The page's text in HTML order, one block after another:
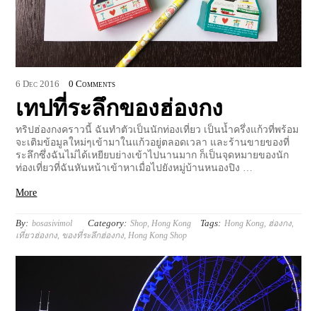
6 Dec 2016 0 Comments
เทปที่ระลึกของฮ่องกง
ทริปฮ่องกงคราวนี้ ฉันทำตัวเป็นนักท่องเที่ยว เป็นน้ำครึ่งแก้วที่พร้อม
จะเติมข้อมูลใหม่ๆเข้ามาในแก้วอยู่ตลอดเวลา และร้านขายของที่
ระลึกซึ่งฉันไม่ได้เหยียบย่างเข้าไปนานมาก ก็เป็นจุดหมายของนัก
ท่องเที่ยวที่ฉันหันหน้าเข้าหาเมื่อไปยังหมู่บ้านหนองปิง …
More
By: bosasivimol Category: Shop,Hong Kong Tags: Hong Kong, ฮ่องกง,
เที่ยวฮ่องกง, ของที่ระลึกฮ่องกง,Hong Kong Shop